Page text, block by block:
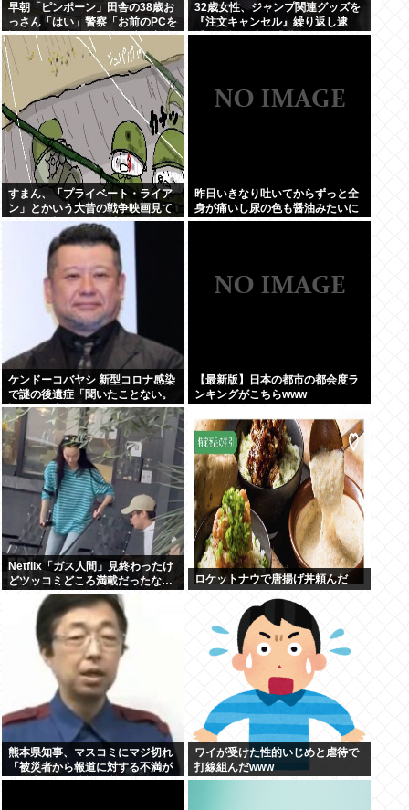
早朝「ピンポーン」田舎の38歳お
っさん「はい」警察「お前のPCを
調べる」全米行方不明・被児童搾
取センターからの通報により児
ホ゜画像を発見、逮捕
32歳女性、ジャンプ関連グッズを
『注文キャンセル』繰り返し逮
捕。総額43億。「購入した気分に
すまん、「プライベート・ライア
ン」とかいう大昔の戦争映画見て
みたら最初の30分で地獄なんだ
が…これずっと続く感じ？
昨日いきなり吐いてからずっと全
身が痛いし尿の色も醤油みたいに
なってるんだけど
ケンドーコバヤシ 新型コロナ感染
で謎の後遺症「聞いたことない。
調べても出てこない」
【最新版】日本の都市の都会度ラ
ンキングがこちらwww
Netflix「ガス人間」見終わったけ
どツッコミどころ満載だったな…
ロケットナウで唐揚げ丼頼んだ
熊本県知事、マスコミにマジ切れ
「被災者から報道に対する不満が
県に来てる、遺族の所に押しかけ
ワイが受けた性的いじめと虐待で
打線組んだwww